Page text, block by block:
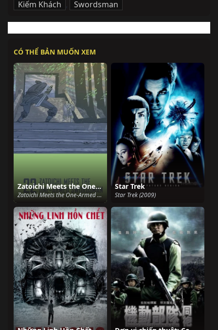
Kiếm Khách , Swordsman
CÓ THỂ BẢN MUỐN XEM
Zatoichi Meets the One-Armed Swordsman
Zatoichi Meets the One-Armed Swordsman (1971)
Star Trek
Star Trek (2009)